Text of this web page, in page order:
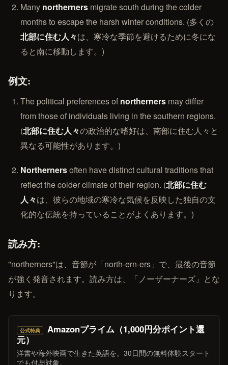
Many northerners migrate south during the colder
months to escape the harsh winter conditions. (多くの
北部に住む人々は、寒冷な季節を避けるために冬にな
ると南に移動します。)
例文:
The political preferences of northerners may differ
from those of individuals living in the southern regions.
(北部に住む人々の政治的な嗜好は、南部に住む人々と
異なる可能性があります。)
Northernersoften have distinct cultural traditions that
reflect the colder climate of their region. (北部に住む
人々は、彼らの地域の寒冷な気候を反映した独自の文
化的な伝統を持っていることがよくあります。)
読み方:
"northerners"は、音節が「north-ern-ers」で、最後の音節
が強く発音されます。読み方は、「ノーザーナーズ」とな
ります。
公式特典
Amazonプライム（1,000円分ポイント還
元）
洋書や海外映画で生きた英語を。30日間の無料体験スタート
でも付与対象。